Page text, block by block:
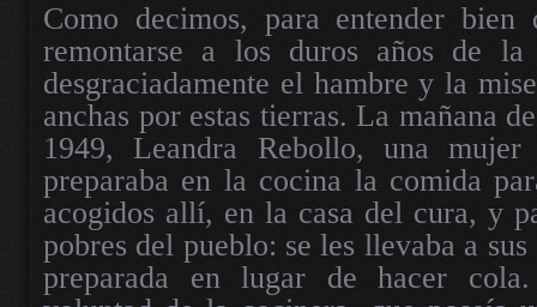
Como decimos, para entender bien
remontarse a los duros años de la
desgraciadamente el hambre y la
anchas por estas tierras. La mañana
1949, Leandra Rebollo, una
preparaba en la cocina la comida
acogidos allí, en la casa del cura, y
pobres del pueblo: se les llevaba a
preparada en lugar de hacer